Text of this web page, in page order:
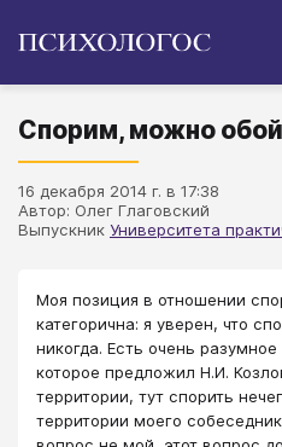
Спорим, можно
16 декабря 2014 г. в 17:38
Автор: Олег Глаговский
Выпускник Университета
Моя позиция в отношении
категорична: я уверен, что
никогда. Есть очень
которое предложил Н.И.
территории, тут спорить
территории моего